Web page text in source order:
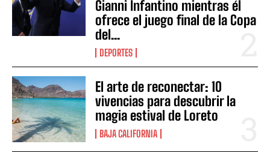
Gianni Infantino mientras él
ofrece el juego final de la Copa
del...
DEPORTES
El arte de reconectar: 10
vivencias para descubrir la
magia estival de Loreto
BAJA CALIFORNIA